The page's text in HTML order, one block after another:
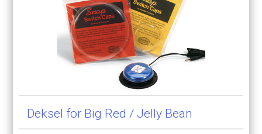
Deksel for Big Red / Jelly Bean